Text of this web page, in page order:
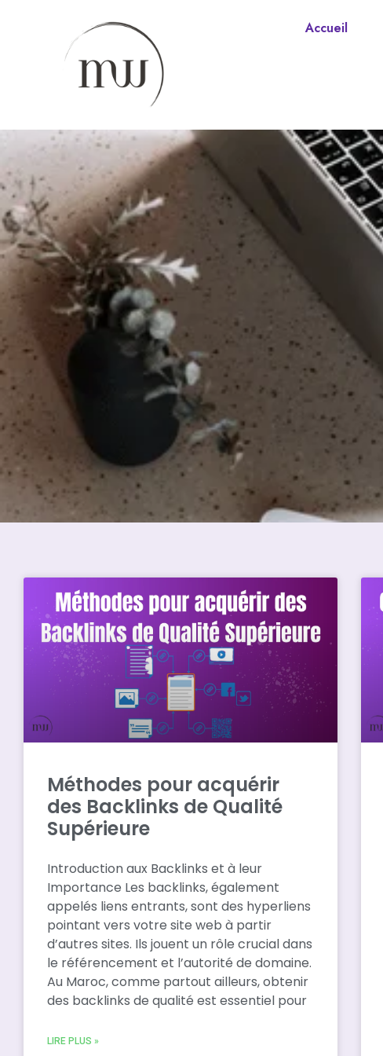
Accueil
Méthodes pour acquérir
des Backlinks de Qualité
Supérieure
Introduction aux Backlinks et à leur
Importance Les backlinks, également
appelés liens entrants, sont des hyperliens
pointant vers votre site web à partir
d’autres sites. Ils jouent un rôle crucial dans
le référencement et l’autorité de domaine.
Au Maroc, comme partout ailleurs, obtenir
des backlinks de qualité est essentiel pour
LIRE PLUS »